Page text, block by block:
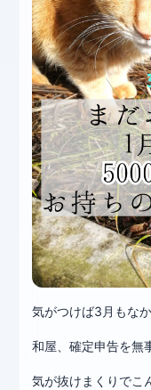
気がつけば3月もな
和屋、確定申告を無
気が抜けまくりでこ